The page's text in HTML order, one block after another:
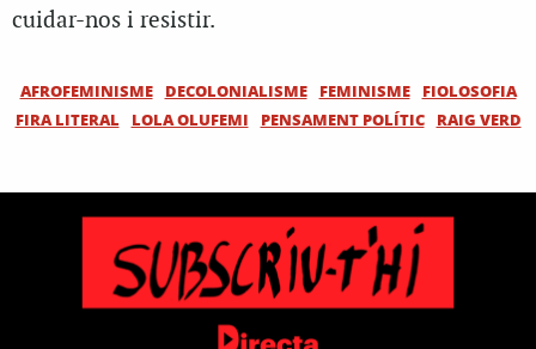
cuidar-nos i resistir.
AFROFEMINISME DECOLONIALISME FEMINISME
FIOLOSOFIA
FIRA LITERAL
LOLA OLUFEMI PENSAMENT POLÍTIC RAIG VERD